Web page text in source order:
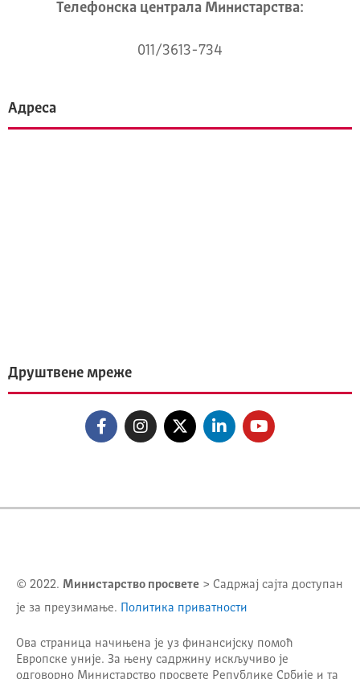
Телeфонска централа Mинистарства:
011/3613-734
Адреса
Друштвене мреже
© 2022. Министарство просвете > Садржај сајта доступан
је за преузимање. Политика приватности
Ова страница начињена је уз финансијску помоћ
Европске уније. За њену садржину искључиво је
одговорно Министарство просвете Републике Србије и та